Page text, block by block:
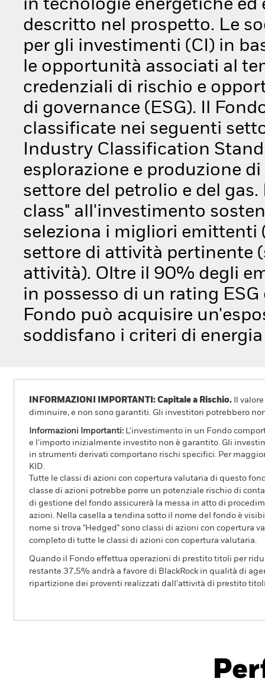
in tecnologie energetiche
descritto nel prospetto. Le
per gli investimenti (CI) in
le opportunità associati al
credenziali di rischio e
di governance (ESG). Il
classificate nei seguenti
Industry Classification
esplorazione e produzione
settore del petrolio e del
class" all'investimento
seleziona i migliori emittenti
settore di attività pertinente
attività). Oltre il 90% degli
in possesso di un rating
Fondo può acquisire
soddisfano i criteri di
INFORMAZIONI IMPORTANTI: Capitale a Rischio. Il
diminuire, e non sono garantiti. Gli investitori potrebbero
Informazioni Importanti: L'investimento in un Fondo
e l'importo inizialmente investito non è garantito. Gli
in strumenti derivati comportano rischi specifici. Per
KID.
Tutte le classi di azioni con copertura valutaria di questo
classe di azioni potrebbe porre un potenziale rischio di
di gestione del fondo assicurerà la messa in atto di
azioni. Nella casella a tendina sotto il nome del fondo è
nome si trova "Hedged" sono classi di azioni con copertura
completo di tutte le classi di azioni con copertura valutaria.
Quando il Fondo effettua operazioni di prestito titoli per
restante 37,5% andrà a favore di BlackRock in qualità di
ripartizione dei proventi realizzati dall’attività di prestito